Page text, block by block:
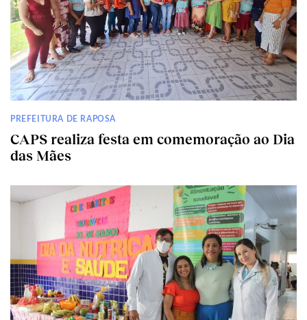
PREFEITURA DE RAPOSA
CAPS realiza festa em comemoração ao Dia
das Mães